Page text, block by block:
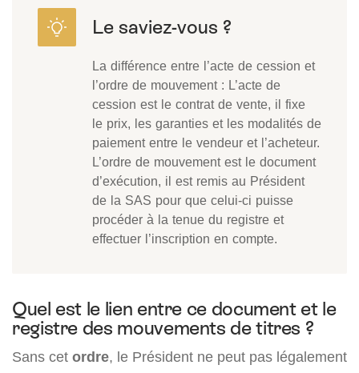
La différence entre l’acte de cession et
l’ordre de mouvement : L’acte de
cession est le contrat de vente, il fixe
le prix, les garanties et les modalités de
paiement entre le vendeur et l’acheteur.
L’ordre de mouvement est le document
d’exécution, il est remis au Président
de la SAS pour que celui-ci puisse
procéder à la tenue du registre et
effectuer l’inscription en compte.
Quel est le lien entre ce document et le
registre des mouvements de titres ?
Sans cet ordre, le Président ne peut pas légalement